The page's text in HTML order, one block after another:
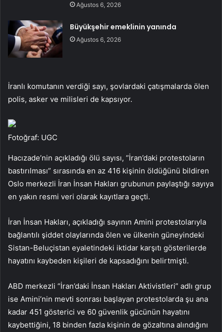
Ağustos 6, 2026
Büyükşehir emeklinin yanında
Ağustos 6, 2026
İranlı komutanın verdiği sayı, şovlardaki çatışmalarda ölen
polis, asker ve milisleri de kapsıyor.
Fotoğraf: UGC
Hacızade’nin açıkladığı ölü sayısı, “İran’daki protestoların
bastırılması” sırasında en az 416 kişinin öldüğünü bildiren
Oslo merkezli İran İnsan Hakları grubunun paylaştığı sayıya
en yakın resmi veri olarak kayıtlara geçti.
İran İnsan Hakları, açıkladığı sayının Amini protestolarıyla
bağlantılı şiddet olaylarında ölen ve ülkenin güneyindeki
Sistan-Beluçistan eyaletindeki iktidar karşıtı gösterilerde
hayatını kaybeden kişileri de kapsadığını belirtmişti.
ABD merkezli “İran’daki İnsan Hakları Aktivistleri” adlı grup
ise Amini’nin mevti sonrası başlayan protestolarda şu ana
kadar 451 gösterici ve 60 güvenlik gücünün hayatını
kaybettiğini, 18 binden fazla kişinin de gözaltına alındığını